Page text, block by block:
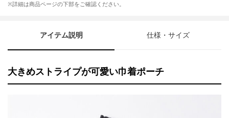
※詳細は商品ページの下部をご確認ください。
アイテム説明 仕様・サイズ
大きめストライプが可愛い巾着ポーチ